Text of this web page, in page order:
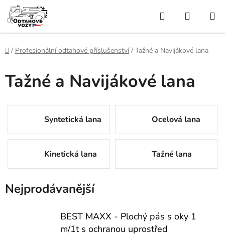
Přejít
na
obsah
Hledat
KOŠÍK
Domů
/ Profesionální odtahové příslušenství / Tažné a Navijákové lana
Tažné a Navijákové lana
Syntetická lana Ocelová lana
Kinetická lana Tažné lana
Nejprodávanější
BEST MAXX - Plochý pás s oky 1
m/1t s ochranou uprostřed